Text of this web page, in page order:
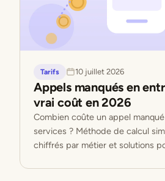
Tarifs 10 juillet 2026
Appels manqués en
vrai coût en 2026
Combien coûte un appel
services ? Méthode de calcul
chiffrés par métier et solutions